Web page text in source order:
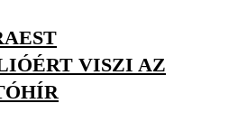
VISZI AZ